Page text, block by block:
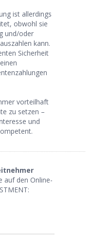
ist allerdings
obwohl sie
und/oder
kann.
Sicherheit
vorteilhaft
zu setzen –
und
auf den Online-